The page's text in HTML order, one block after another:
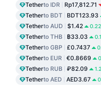
Tetherto IDR Rp17,812.71
Tetherto BDT BDT123.93
Tetherto AUD $1.42
Tetherto THB ฿33.03
Tetherto GBP £0.7437
Tetherto EUR €0.8669
Tetherto RUB ₽82.09
Tetherto AED AED3.67